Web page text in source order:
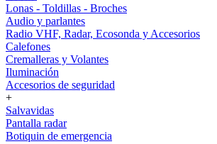
Lonas - Toldillas - Broches
Audio y parlantes
Radio VHF, Radar, Ecosonda y Accesorios
Calefones
Cremalleras y Volantes
Iluminación
Accesorios de seguridad
+
Salvavidas
Pantalla radar
Botiquin de emergencia